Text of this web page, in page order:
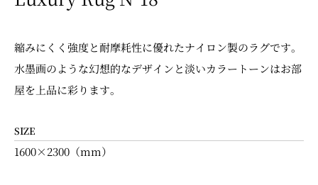
縮みにくく強度と耐摩耗性に優れたナイロン製のラグです。
水墨画のような幻想的なデザインと淡いカラートーンはお部
屋を上品に彩ります。
SIZE
1600×2300（mm）